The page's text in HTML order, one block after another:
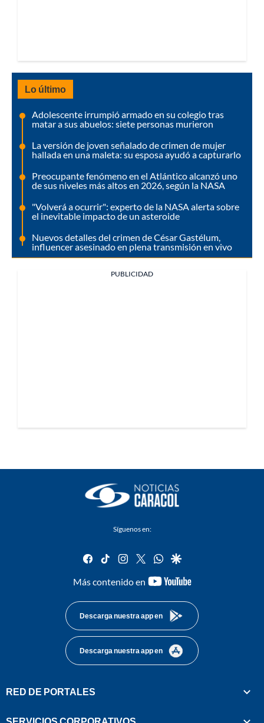
Lo último
Adolescente irrumpió armado en su colegio tras
matar a sus abuelos: siete personas murieron
La versión de joven señalado de crimen de mujer
hallada en una maleta: su esposa ayudó a capturarlo
Preocupante fenómeno en el Atlántico alcanzó uno
de sus niveles más altos en 2026, según la NASA
"Volverá a ocurrir": experto de la NASA alerta sobre
el inevitable impacto de un asteroide
Nuevos detalles del crimen de César Gastélum,
influencer asesinado en plena transmisión en vivo
PUBLICIDAD
Síguenos en:
facebook
tiktok instagram
twitterwhatsapp
google
Más contenido en
youtube-
Descarga nuestra app en
Descarga nuestra app en
RED DE PORTALES